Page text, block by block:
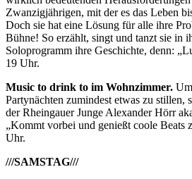
Zwanzigjährigen, mit der es das Leben
Doch sie hat eine Lösung für alle ihre
Bühne! So erzählt, singt und tanzt sie in
Soloprogramm ihre Geschichte, denn:
19 Uhr.
Music to drink to im Wohnzimmer.
Partynächten zumindest etwas zu stillen,
der Rheingauer Junge Alexander Hörr
„Kommt vorbei und genießt coole Beats
Uhr.
///SAMSTAG///